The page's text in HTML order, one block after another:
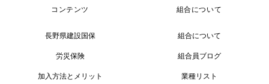
コンテンツ
長野県建設国保
労災保険
加入方法とメリット
組合について
組合について
組合員ブログ
業種リスト